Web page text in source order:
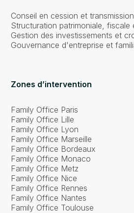
Conseil en cession et transmission
Structuration patrimoniale, fiscale
Gestion des investissements et
Gouvernance d'entreprise et
Zones d’intervention
Family Office Paris
Family Office Lille
Family Office Lyon
Family Office Marseille
Family Office Bordeaux
Family Office Monaco
Family Office Metz
Family Office Nice
Family Office Rennes
Family Office Nantes
Family Office Toulouse